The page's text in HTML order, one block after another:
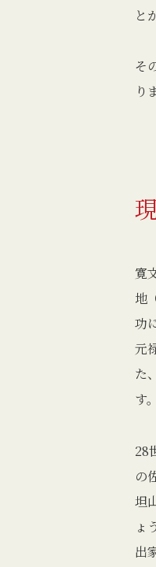
と
そ
り
寛
地
功
元
た
す。
28
の
坦
ょ
出